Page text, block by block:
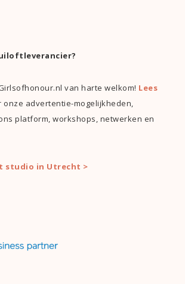
van harte welkom! Lees
onze advertentie-mogelijkheden,
platform, workshops, netwerken en
studio in Utrecht >